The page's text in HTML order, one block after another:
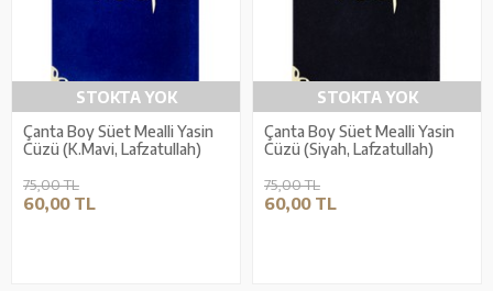
STOKTA YOK
Çanta Boy Süet Mealli Yasin
Cüzü (K.Mavi, Lafzatullah)
75,00 TL
60,00 TL
STOKTA YOK
Çanta Boy Süet Mealli Yasin
Cüzü (Siyah, Lafzatullah)
75,00 TL
60,00 TL